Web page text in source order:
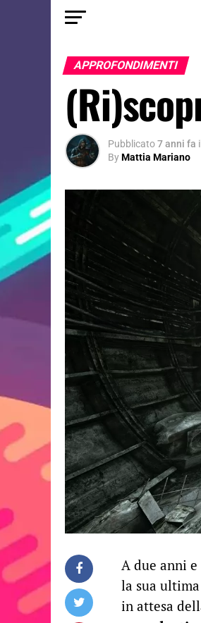
APPROFONDIMENTI
Pubblicato7 anni fa il
ByMattia Mariano
A due anni
la sua
in attesa